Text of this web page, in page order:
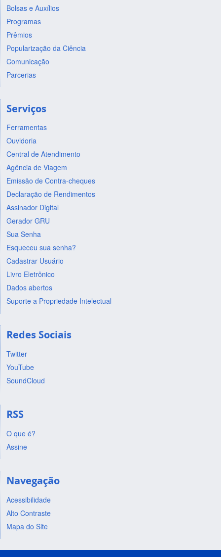
Bolsas e Auxílios
Programas
Prêmios
Popularização da Ciência
Comunicação
Parcerias
Serviços
Ferramentas
Ouvidoria
Central de Atendimento
Agência de Viagem
Emissão de Contra-cheques
Declaração de Rendimentos
Assinador Digital
Gerador GRU
Sua Senha
Esqueceu sua senha?
Cadastrar Usuário
Livro Eletrônico
Dados abertos
Suporte a Propriedade Intelectual
Redes Sociais
Twitter
YouTube
SoundCloud
RSS
O que é?
Assine
Navegação
Acessibilidade
Alto Contraste
Mapa do Site